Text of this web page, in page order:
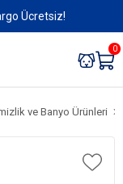
Ücretsiz!
0
ve Banyo Ürünleri